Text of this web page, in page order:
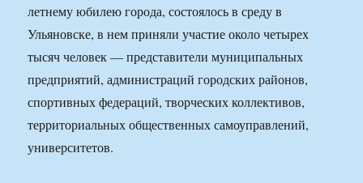
летнему юбилею города, состоялось в среду в
Ульяновске, в нем приняли участие около четырех
тысяч человек — представители муниципальных
предприятий, администраций городских районов,
спортивных федераций, творческих коллективов,
территориальных общественных самоуправлений,
университетов.